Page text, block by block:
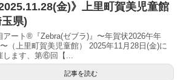
2025.11.28(金)》上里町賀美児童館
県)
アート®『Zebra(ゼブラ)』〜年賀状2026午年
（上里町賀美児童館） 2025年11月28日(金)に
します、第⑥回【...
記事を読む